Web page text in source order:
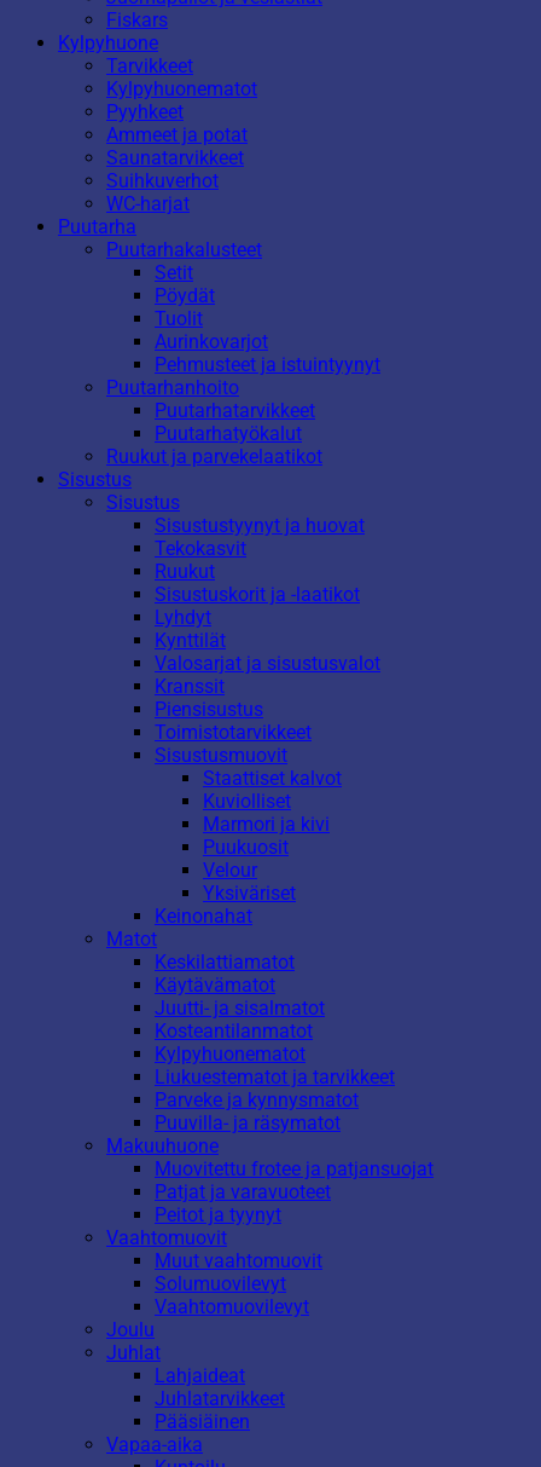
Fiskars
Kylpyhuone
Tarvikkeet
Kylpyhuonematot
Pyyhkeet
Ammeet ja potat
Saunatarvikkeet
Suihkuverhot
WC-harjat
Puutarha
Puutarhakalusteet
Setit
Pöydät
Tuolit
Aurinkovarjot
Pehmusteet ja istuintyynyt
Puutarhanhoito
Puutarhatarvikkeet
Puutarhatyökalut
Ruukut ja parvekelaatikot
Sisustus
Sisustus
Sisustustyynyt ja huovat
Tekokasvit
Ruukut
Sisustuskorit ja -laatikot
Lyhdyt
Kynttilät
Valosarjat ja sisustusvalot
Kranssit
Piensisustus
Toimistotarvikkeet
Sisustusmuovit
Staattiset kalvot
Kuviolliset
Marmori ja kivi
Puukuosit
Velour
Yksiväriset
Keinonahat
Matot
Keskilattiamatot
Käytävämatot
Juutti- ja sisalmatot
Kosteantilanmatot
Kylpyhuonematot
Liukuestematot ja tarvikkeet
Parveke ja kynnysmatot
Puuvilla- ja räsymatot
Makuuhuone
Muovitettu frotee ja patjansuojat
Patjat ja varavuoteet
Peitot ja tyynyt
Vaahtomuovit
Muut vaahtomuovit
Solumuovilevyt
Vaahtomuovilevyt
Joulu
Juhlat
Lahjaideat
Juhlatarvikkeet
Pääsiäinen
Vapaa-aika